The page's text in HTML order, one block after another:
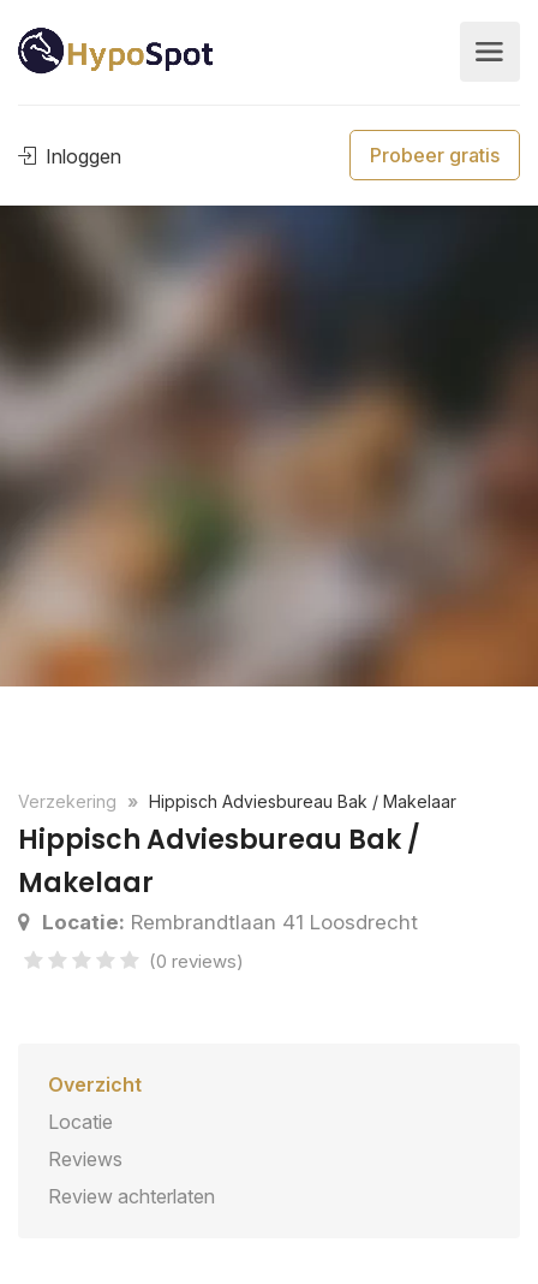
Inloggen Probeer gratis
Verzekering Hippisch Adviesbureau Bak / Makelaar
Hippisch Adviesbureau Bak /
Makelaar
Locatie: Rembrandtlaan 41 Loosdrecht
(0 reviews)
Overzicht
Locatie
Reviews
Review achterlaten